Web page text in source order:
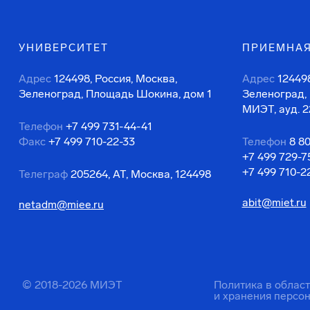
УНИВЕРСИТЕТ
Адрес 124498, Россия, Москва,
Зеленоград, Площадь Шокина, дом 1
Телефон +7 499 731-44-41
Факс +7 499 710-22-33
Телеграф 205264, АТ, Москва, 124498
netadm@miee.ru
Адрес
МИЭТ, ауд.
Телефон 8
+7 499 729-
+7 499 710-
abit@miet.ru
© 2018-2026 МИЭТ
Политика в
и хранения